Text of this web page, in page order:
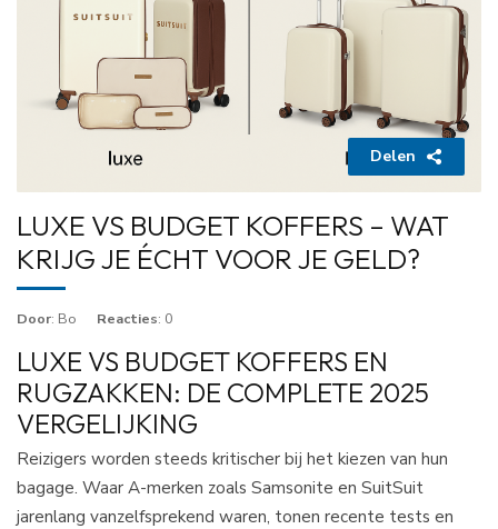
Delen
LUXE VS BUDGET KOFFERS – WAT
KRIJG JE ÉCHT VOOR JE GELD?
Door: Bo Reacties: 0
LUXE VS BUDGET KOFFERS EN
RUGZAKKEN: DE COMPLETE 2025
VERGELIJKING
Reizigers worden steeds kritischer bij het kiezen van hun
bagage. Waar A-merken zoals Samsonite en SuitSuit
jarenlang vanzelfsprekend waren, tonen recente tests en